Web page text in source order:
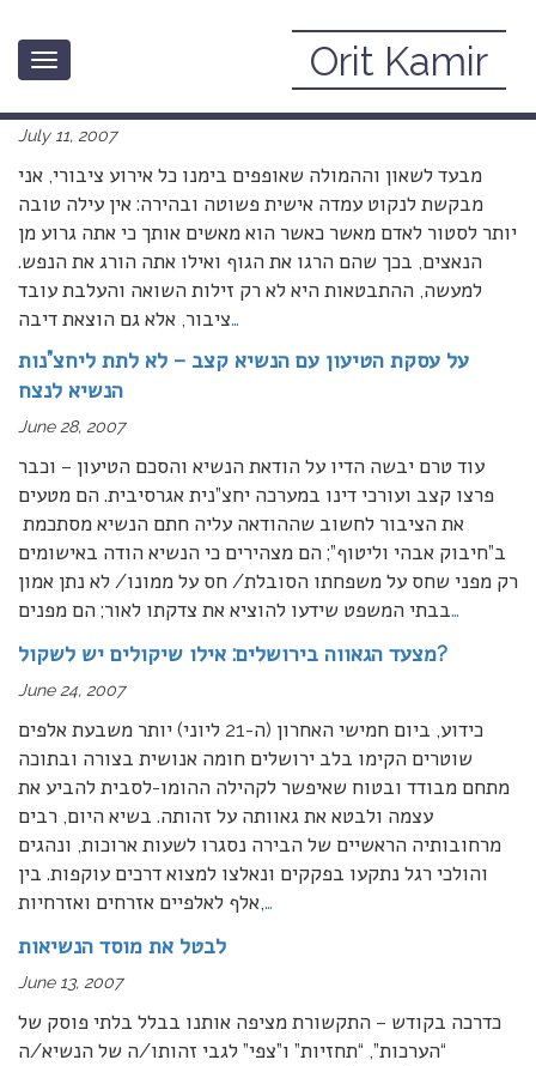
Toggle
Orit Kamir
בזכות הסטירה (שסטר אמנון דה-הרטוך ממשרד המשפטים
July 11, 2007
מבעד לשאון וההמולה שאופפים בימנו כל אירוע ציבורי, אני
מבקשת לנקוט עמדה אישית פשוטה ובהירה: אין עילה טובה
יותר לסטור לאדם מאשר כאשר הוא מאשים אותך כי אתה גרוע מן
הנאצים, בכך שהם הרגו את הגוף ואילו אתה הורג את הנפש.
למעשה, ההתבטאות היא לא רק זילות השואה והעלבת עובד
ציבור, אלא גם הוצאת דיבה…
על עסקת הטיעון עם הנשיא קצב – לא לתת ליחצ”נות
הנשיא לנצח
June 28, 2007
עוד טרם יבשה הדיו על הודאת הנשיא והסכם הטיעון – וכבר
פרצו קצב ועורכי דינו במערכה יחצ”נית אגרסיבית. הם מטעים
את הציבור לחשוב שההודאה עליה חתם הנשיא מסתכמת
ב”חיבוק אבהי וליטוף”; הם מצהירים כי הנשיא הודה באישומים
רק מפני שחס על משפחתו הסובלת/ חס על ממונו/ לא נתן אמון
בבתי המשפט שידעו להוציא את צדקתו לאור; הם מפנים…
מצעד הגאווה בירושלים: אילו שיקולים יש לשקול?
June 24, 2007
כידוע, ביום חמישי האחרון (ה-21 ליוני) יותר משבעת אלפים
שוטרים הקימו בלב ירושלים חומה אנושית בצורה ובתוכה
מתחם מבודד ובטוח שאיפשר לקהילה ההומו-לסבית להביע את
עצמה ולבטא את גאוותה על זהותה. בשיא היום, רבים
מרחובותיה הראשיים של הבירה נסגרו לשעות ארוכות, ונהגים
והולכי רגל נתקעו בפקקים ונאלצו למצוא דרכים עוקפות. בין
אלף לאלפיים אזרחים ואזרחיות,…
לבטל את מוסד הנשיאות
June 13, 2007
כדרכה בקודש – התקשורת מציפה אותנו בבלל בלתי פוסק של
“הערכות”, “תחזיות” ו”צפי” לגבי זהותו/ה של הנשיא/ה